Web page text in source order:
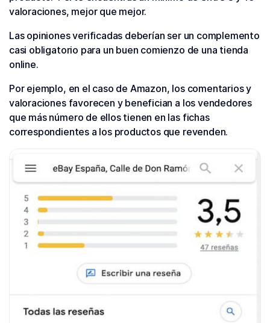
valoraciones, mejor que mejor.
Las opiniones verificadas deberían ser un complemento
casi obligatorio para un buen comienzo de una tienda
online.
Por ejemplo, en el caso de Amazon, los comentarios y
valoraciones favorecen y benefician a los vendedores
que más número de ellos tienen en las fichas
correspondientes a los productos que revenden.